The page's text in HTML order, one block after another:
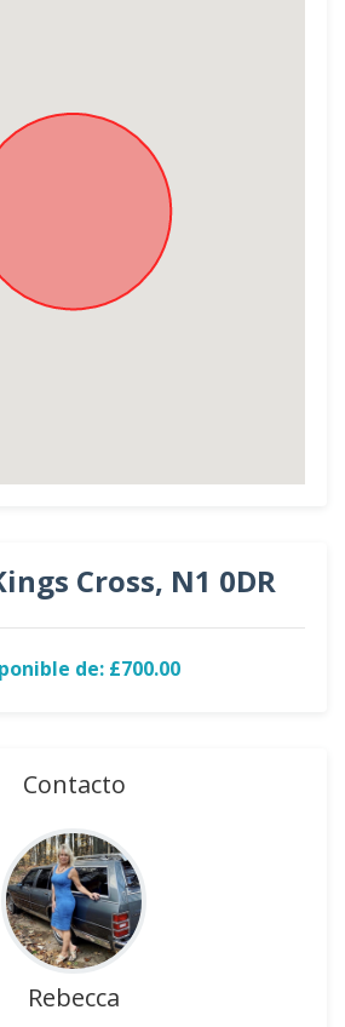
Cross, N1 0DR
de: £700.00
Contacto
Rebecca